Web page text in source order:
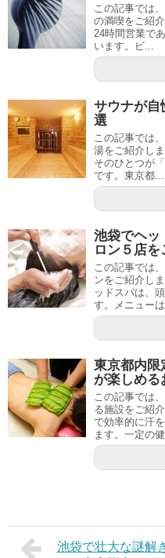
この記事では
の満喫をご紹
24時間営業で
います。ビ...
サウナが自
選
この記事では
湯をご紹介し
そのひとつが
です。東京都...
池袋でヘッ
ロン５店を
この記事では
ンをご紹介し
ッドスパは、
す。メニュー
東京都内限
が楽しめる
この記事では
る施設をご紹
で効率的に汗
ます。一定の
池袋で壮大な謎解